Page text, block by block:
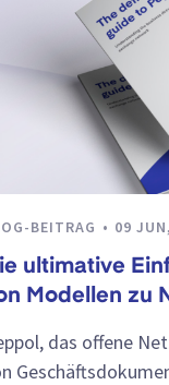
BEITRAG 09
ultimative
Modellen zu
das offene